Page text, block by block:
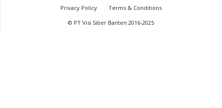
Privacy Policy
Terms & Conditions
© PT Visi Siber Banten 2016-2025